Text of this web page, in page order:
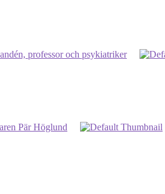
professor och psykiatriker
Pär Höglund